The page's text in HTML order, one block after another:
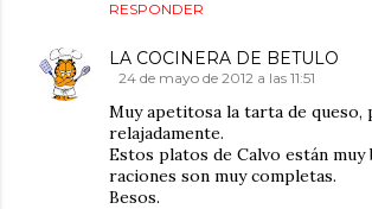
RESPONDER
LA COCINERA DE BETULO
24 de mayo de 2012 a las 11:51
Muy apetitosa la tarta de queso,
relajadamente.
Estos platos de Calvo están muy
raciones son muy completas.
Besos.